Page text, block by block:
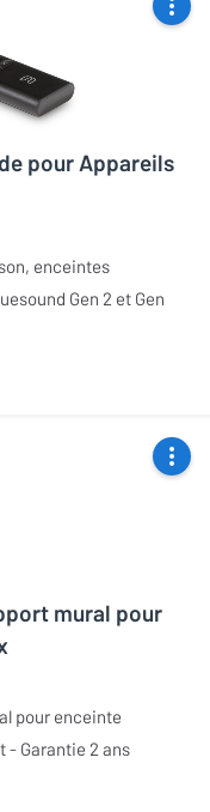
pour Appareils
enceintes
Gen 2 et Gen
mural pour
pour enceinte
- Garantie 2 ans